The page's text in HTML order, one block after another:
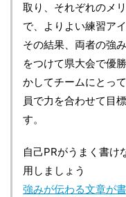
取り、それぞれのメ
で、よりよい練習ア
その結果、両者の強
をつけて県大会で優
かしてチームにとっ
員で力を合わせて目
す。
自己PRがうまく書け
用しましょう
強みが伝わる文章が